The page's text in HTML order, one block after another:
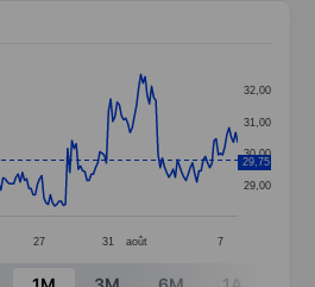
data points.
displaying categories.
displaying values. Data
27 31 août 7
29,00
30,00
31,00
32,00
29,75